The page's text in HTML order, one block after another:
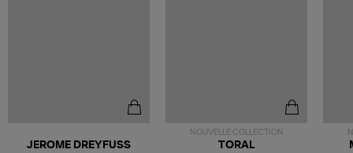
JEROME DREYFUSS
NOUVELLE COLLECTION
TORAL